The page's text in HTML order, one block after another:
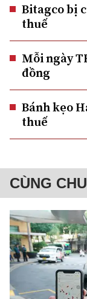
Bitagco bị
thuế
Mỗi ngày
đồng
Bánh kẹo
thuế
CÙNG